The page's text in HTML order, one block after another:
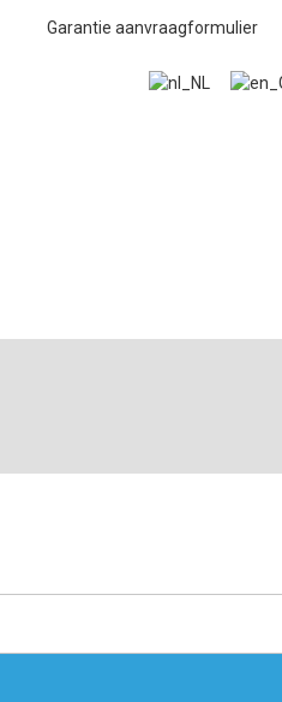
Garantie aanvraagformulier